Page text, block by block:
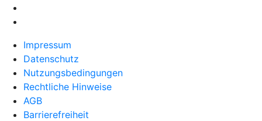
Impressum
Datenschutz
Nutzungsbedingungen
Rechtliche Hinweise
AGB
Barrierefreiheit